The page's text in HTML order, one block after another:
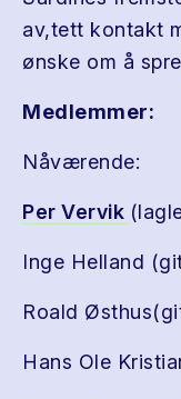
av,tett kontakt
ønske om å
Medlemmer:
Nåværende:
Per Vervik
Inge Helland
Roald
Hans Ole